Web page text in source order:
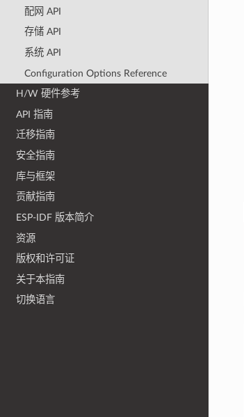
配网 API
存储 API
系统 API
Configuration Options Reference
H/W 硬件参考
API 指南
迁移指南
安全指南
库与框架
贡献指南
ESP-IDF 版本简介
资源
版权和许可证
关于本指南
切换语言